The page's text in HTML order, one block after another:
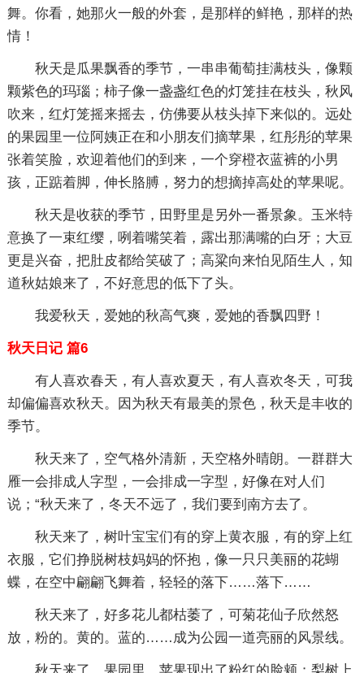
舞。你看，她那火一般的外套，是那样的鲜艳，那样的热
情！
秋天是瓜果飘香的季节，一串串葡萄挂满枝头，像颗
颗紫色的玛瑙；柿子像一盏盏红色的灯笼挂在枝头，秋风
吹来，红灯笼摇来摇去，仿佛要从枝头掉下来似的。远处
的果园里一位阿姨正在和小朋友们摘苹果，红彤彤的苹果
张着笑脸，欢迎着他们的到来，一个穿橙衣蓝裤的小男
孩，正踮着脚，伸长胳膊，努力的想摘掉高处的苹果呢。
秋天是收获的季节，田野里是另外一番景象。玉米特
意换了一束红缨，咧着嘴笑着，露出那满嘴的白牙；大豆
更是兴奋，把肚皮都给笑破了；高粱向来怕见陌生人，知
道秋姑娘来了，不好意思的低下了头。
我爱秋天，爱她的秋高气爽，爱她的香飘四野！
秋天日记 篇6
有人喜欢春天，有人喜欢夏天，有人喜欢冬天，可我
却偏偏喜欢秋天。因为秋天有最美的景色，秋天是丰收的
季节。
秋天来了，空气格外清新，天空格外晴朗。一群群大
雁一会排成人字型，一会排成一字型，好像在对人们
说；“秋天来了，冬天不远了，我们要到南方去了。
秋天来了，树叶宝宝们有的穿上黄衣服，有的穿上红
衣服，它们挣脱树枝妈妈的怀抱，像一只只美丽的花蝴
蝶，在空中翩翩飞舞着，轻轻的落下……落下……
秋天来了，好多花儿都枯萎了，可菊花仙子欣然怒
放，粉的。黄的。蓝的……成为公园一道亮丽的风景线。